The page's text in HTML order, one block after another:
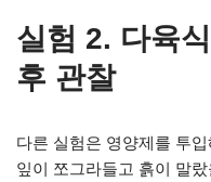
실험 2. 다육
후 관찰
다른 실험은 영양제를 투
잎이 쪼그라들고 흙이 말